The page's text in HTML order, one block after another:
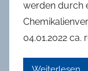
werden durch
04.01.2022